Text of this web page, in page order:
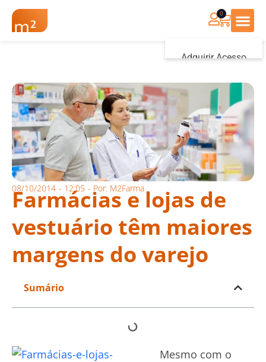
Adquirir Acesso
0
08/10/2014 - 12:05 - Por: M2Farma
Farmácias e lojas de
vestuário têm maiores
margens do varejo
Sumário
Mesmo com o